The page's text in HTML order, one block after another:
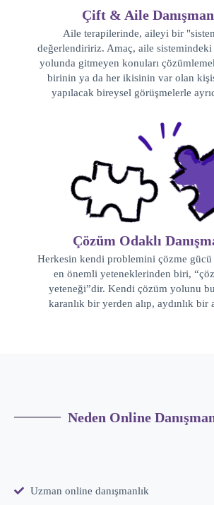
Çift & Aile
Aile terapilerinde, aileyi bir
değerlendiririz. Amaç, aile
yolunda gitmeyen konuları
birinin ya da her ikisinin var olan
yapılacak bireysel görüşmelerle
Çözüm Odaklı
Herkesin kendi problemini çözme gücü
en önemli yeteneklerinden biri,
yeteneği”dir. Kendi çözüm yolunu
karanlık bir yerden alıp, aydınlık bir
Neden Online
Uzman online danışmanlık